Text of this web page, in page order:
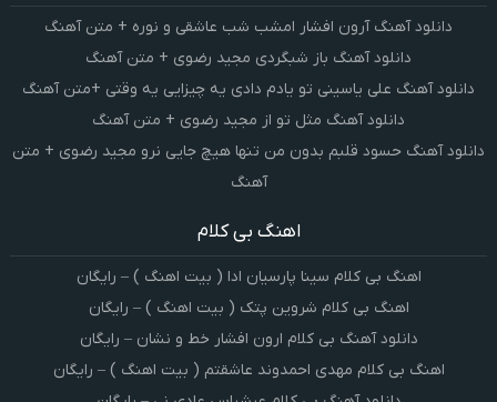
دانلود آهنگ آرون افشار امشب شب عاشقی و نوره + متن آهنگ
دانلود آهنگ باز شبگردی مجید رضوی + متن آهنگ
دانلود آهنگ علی یاسینی تو یادم دادی یه چیزایی یه وقتی +متن آهنگ
دانلود آهنگ مثل تو از مجید رضوی + متن آهنگ
دانلود آهنگ حسود قلبم بدون من تنها هیچ جایی نرو مجید رضوی + متن
آهنگ
اهنگ بی کلام
اهنگ بی کلام سینا پارسیان ادا ( بیت اهنگ ) – رایگان
اهنگ بی کلام شروین پتک ( بیت اهنگ ) – رایگان
دانلود آهنگ بی کلام ارون افشار خط و نشان – رایگان
اهنگ بی کلام مهدی احمدوند عاشقتم ( بیت اهنگ ) – رایگان